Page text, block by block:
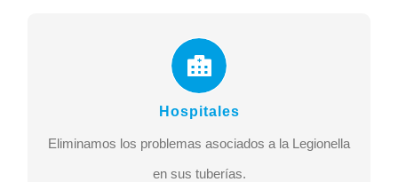
Hospitales
Eliminamos los problemas asociados a la Legionella
en sus tuberías.
Hospitales
Eliminamos los problemas asociados a la Legionella.
MÁS INFO